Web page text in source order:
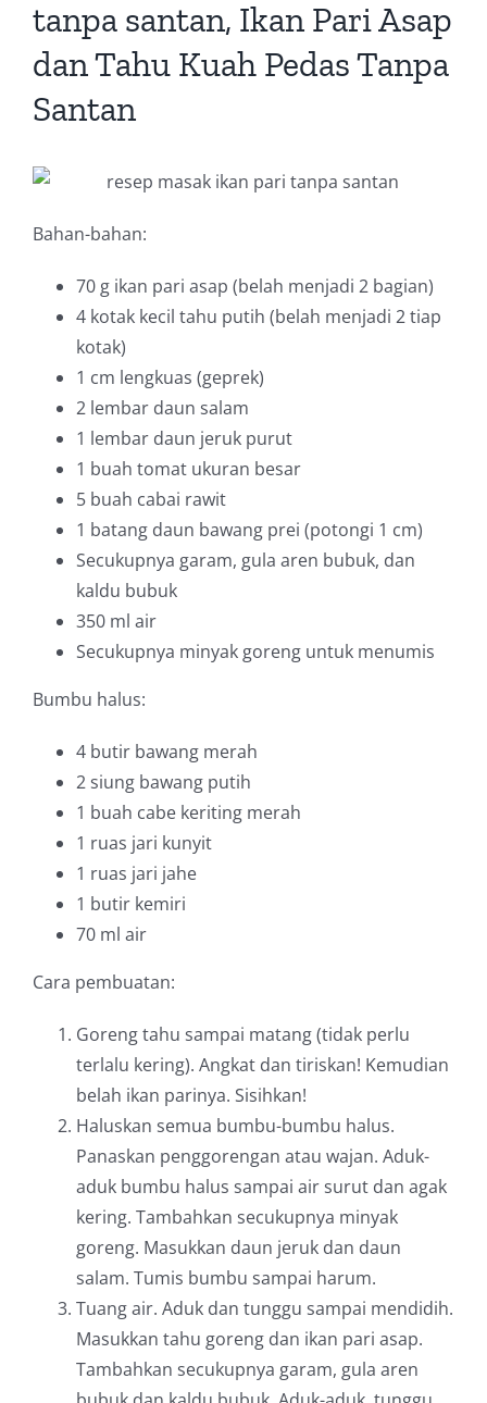
tanpa santan, Ikan Pari Asap
dan Tahu Kuah Pedas Tanpa
Santan
Bahan-bahan:
70 g ikan pari asap (belah menjadi 2 bagian)
4 kotak kecil tahu putih (belah menjadi 2 tiap
kotak)
1 cm lengkuas (geprek)
2 lembar daun salam
1 lembar daun jeruk purut
1 buah tomat ukuran besar
5 buah cabai rawit
1 batang daun bawang prei (potongi 1 cm)
Secukupnya garam, gula aren bubuk, dan
kaldu bubuk
350 ml air
Secukupnya minyak goreng untuk menumis
Bumbu halus:
4 butir bawang merah
2 siung bawang putih
1 buah cabe keriting merah
1 ruas jari kunyit
1 ruas jari jahe
1 butir kemiri
70 ml air
Cara pembuatan:
Goreng tahu sampai matang (tidak perlu
terlalu kering). Angkat dan tiriskan! Kemudian
belah ikan parinya. Sisihkan!
Haluskan semua bumbu-bumbu halus.
Panaskan penggorengan atau wajan. Aduk-
aduk bumbu halus sampai air surut dan agak
kering. Tambahkan secukupnya minyak
goreng. Masukkan daun jeruk dan daun
salam. Tumis bumbu sampai harum.
Tuang air. Aduk dan tunggu sampai mendidih.
Masukkan tahu goreng dan ikan pari asap.
Tambahkan secukupnya garam, gula aren